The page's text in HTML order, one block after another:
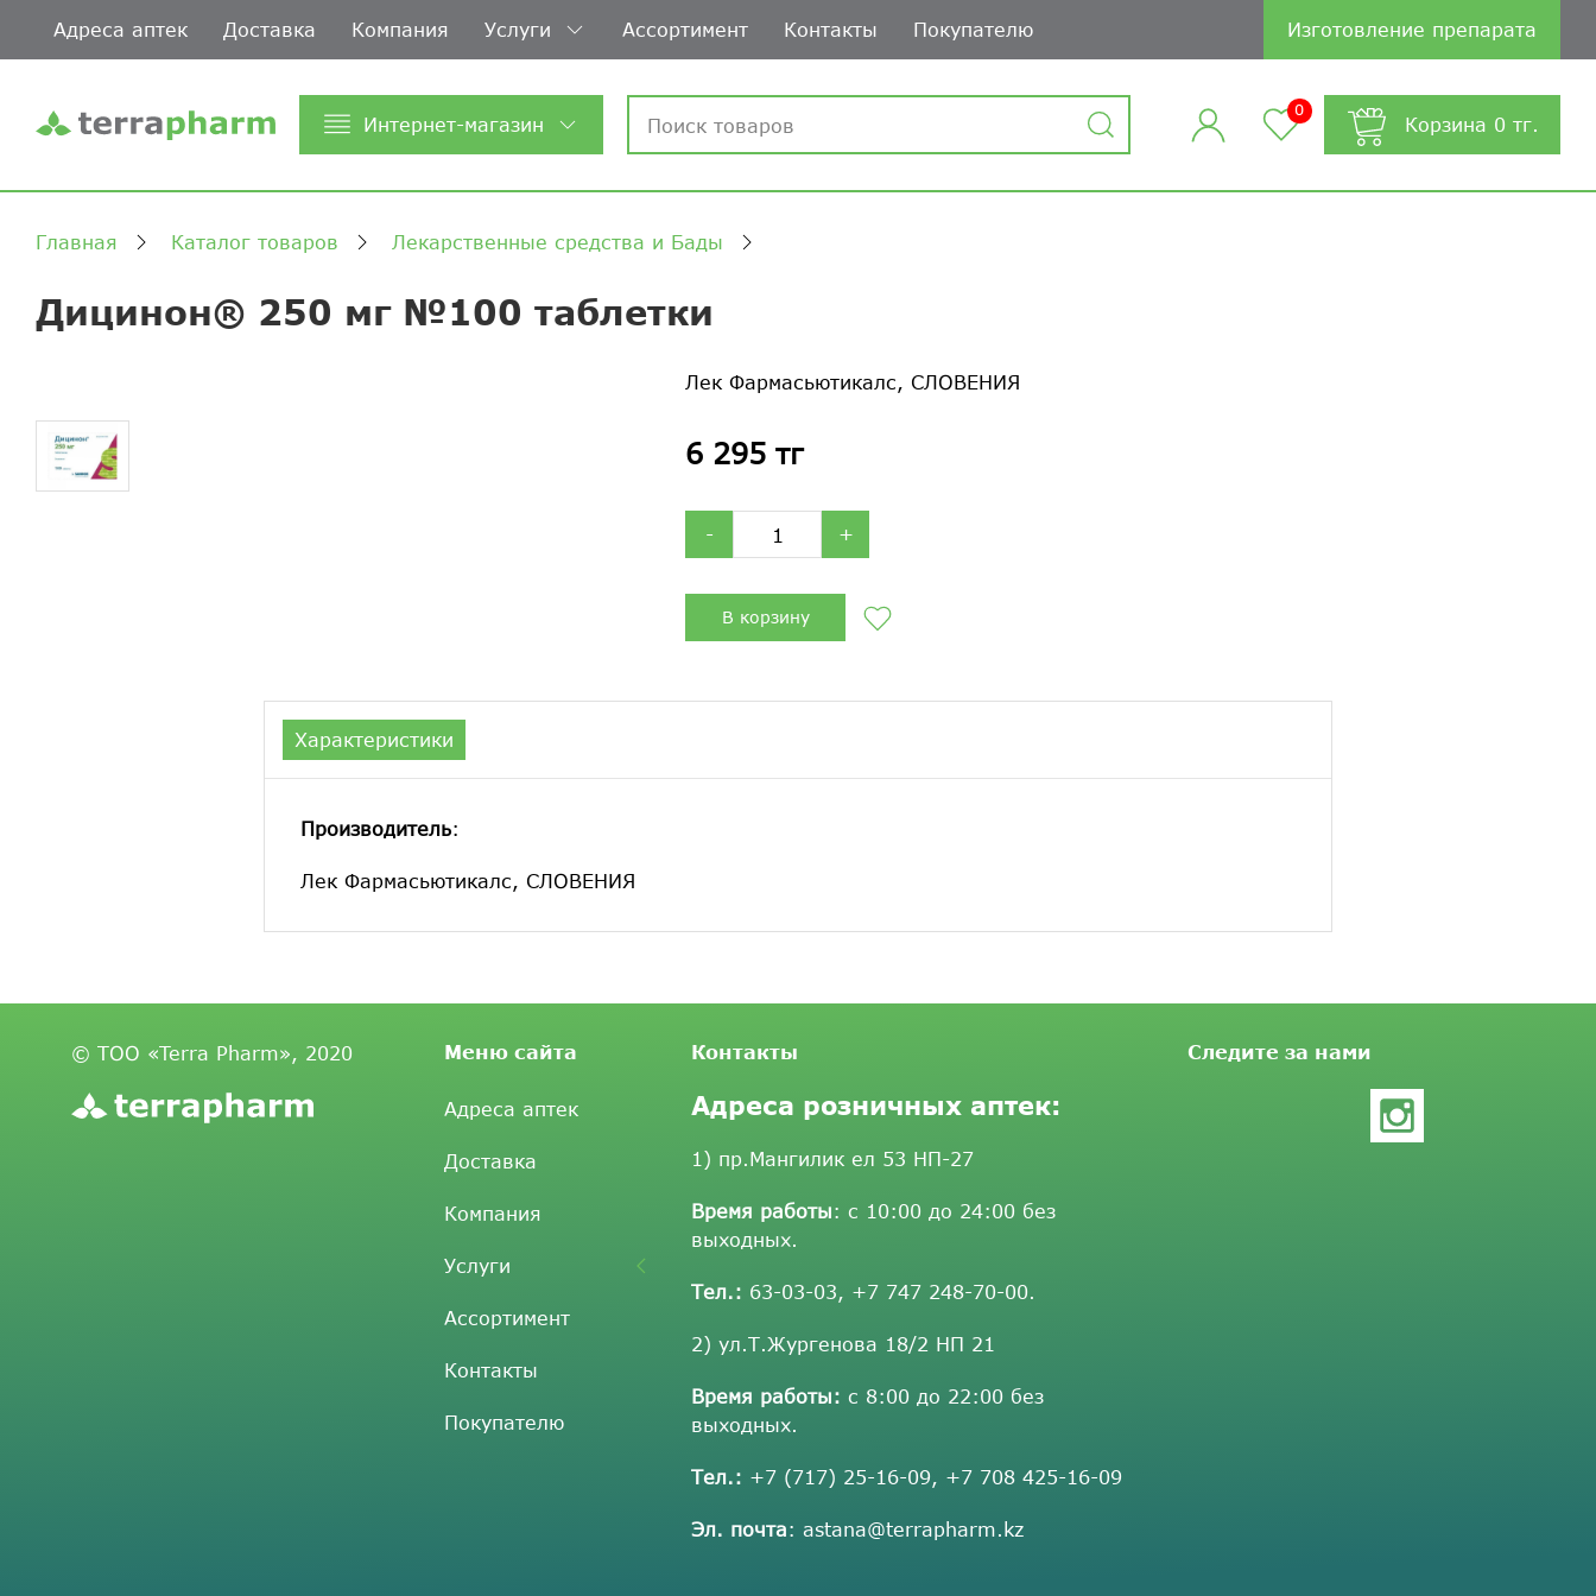
Адреса аптек Доставка Компания Услуги Ассортимент Контакты Покупателю Изготовление препарата
Интернет-магазин
0
Корзина 0 тг.
Главная Каталог товаров Лекарственные средства и Бады
Дицинон® 250 мг №100 таблетки
Лек Фармасьютикалс, СЛОВЕНИЯ
6 295 тг
- +
В корзину
Характеристики
Производитель:
Лек Фармасьютикалс, СЛОВЕНИЯ
© ТОО «Terra Pharm», 2020 Меню сайта
Адреса аптек
Доставка
Компания
Услуги
Ассортимент
Контакты
Покупателю
Контакты
Адреса розничных аптек:
1) пр.Мангилик ел 53 НП-27
Время работы: с 10:00 до 24:00 без
выходных.
Тел.: 63-03-03, +7 747 248-70-00.
2) ул.Т.Жургенова 18/2 НП 21
Время работы: с 8:00 до 22:00 без
выходных.
Тел.: +7 (717) 25-16-09, +7 708 425-16-09
Эл. почта:astana@terrapharm.kz
Следите за нами